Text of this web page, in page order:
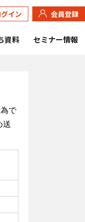
イン 会員登録
資料 セミナー情報
で
送